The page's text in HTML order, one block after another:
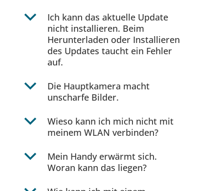
b
Ich kann das aktuelle Update
nicht installieren. Beim
Herunterladen oder Installieren
des Updates taucht ein Fehler
auf.
b
Die Hauptkamera macht
unscharfe Bilder.
b
Wieso kann ich mich nicht mit
meinem WLAN verbinden?
b
Mein Handy erwärmt sich.
Woran kann das liegen?